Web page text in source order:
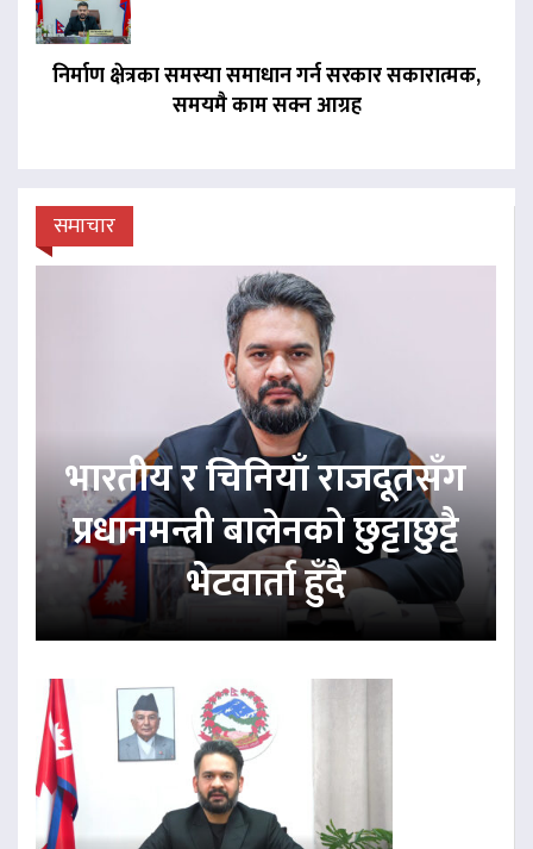
निर्माण क्षेत्रका समस्या समाधान गर्न सरकार सकारात्मक,
समयमै काम सक्न आग्रह
समाचार
भारतीय र चिनियाँ राजदूतसँग
प्रधानमन्त्री बालेनको छुट्टाछुट्टै
भेटवार्ता हुँदै